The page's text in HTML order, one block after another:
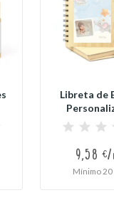
Libreta de
para
9,58 €/
Mínimo 20